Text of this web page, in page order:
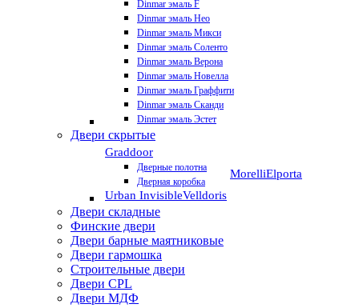
Dinmar эмаль F
Dinmar эмаль Нео
Dinmar эмаль Микси
Dinmar эмаль Соленто
Dinmar эмаль Верона
Dinmar эмаль Новелла
Dinmar эмаль Граффити
Dinmar эмаль Сканди
Dinmar эмаль Эстет
Двери скрытые
Graddoor
Дверные полотна
Дверная коробка
Urban InvisibleVelldoris
MorelliElporta
Двери складные
Финские двери
Двери барные маятниковые
Двери гармошка
Строительные двери
Двери CРL
Двери МДФ